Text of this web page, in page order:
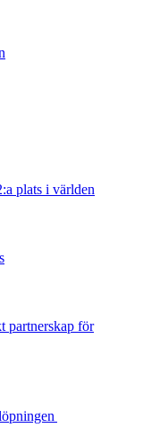
plats i världen
partnerskap för